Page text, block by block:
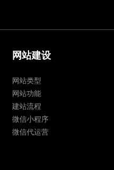
网站建设
网站类型
网站功能
建站流程
微信小程序
微信代运营